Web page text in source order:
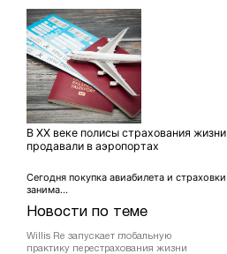
Новости по теме
Willis Re запускает глобальную
практику перестрахования жизни
В XX веке полисы страхования жизни
продавали в аэропортах
Сегодня покупка авиабилета и страховки
занима...